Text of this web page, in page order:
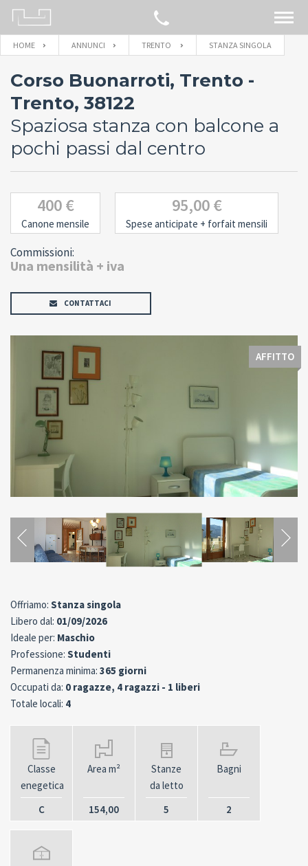
CERCA SULLA MAPPA
IMMOBILI
BLOG
CONTATTACI
HOME ANNUNCI TRENTO STANZA SINGOLA
Corso Buonarroti, Trento -
Trento, 38122
Spaziosa stanza con balcone a
pochi passi dal centro
400 €
Canone mensile
95,00 €
Spese anticipate + forfait mensili
Commissioni:
Una mensilità + iva
CONTATTACI
AFFITTO
Offriamo: Stanza singola
Libero dal: 01/09/2026
Ideale per: Maschio
Professione: Studenti
Permanenza minima: 365 giorni
Occupati da: 0 ragazze, 4 ragazzi - 1 liberi
Totale locali: 4
Classe
enegetica
C
Area m²
154,00
Stanze
da letto
5
Bagni
2